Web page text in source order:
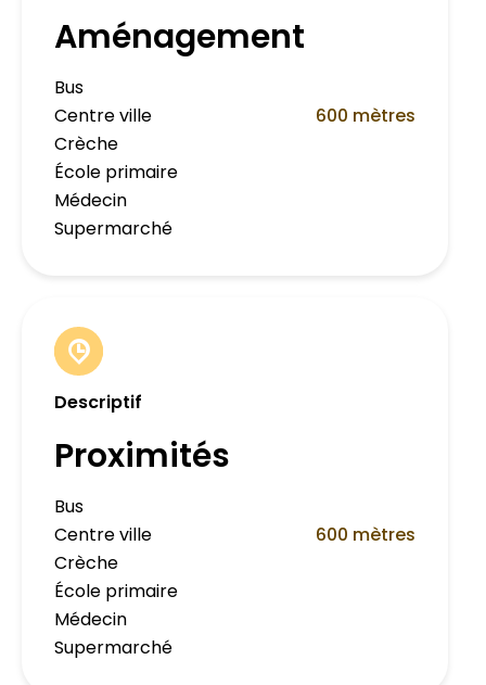
Aménagement
Bus
Centre ville
600 mètres
Crèche
École primaire
Médecin
Supermarché
Descriptif
Proximités
Bus
Centre ville
600 mètres
Crèche
École primaire
Médecin
Supermarché